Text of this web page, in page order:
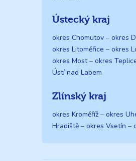
Ústecký kraj
okres Chomutov – okres
okres Litoměřice – okres
okres Most– okres
Ústí nad Labem
Zlínský kraj
okres Kroměříž – okres
Hradiště – okres Vsetín –